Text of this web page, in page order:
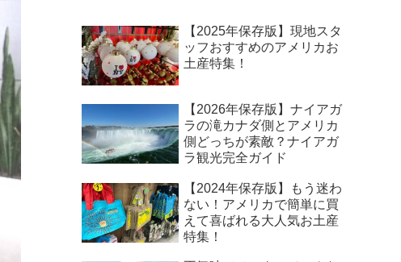
【2025年保存版】現地スタ
ッフおすすめのアメリカお
土産特集！
【2026年保存版】ナイアガ
ラの滝カナダ側とアメリカ
側どっちが素敵？ナイアガ
ラ観光完全ガイド
【2024年保存版】もう迷わ
ない！アメリカで簡単に買
えて喜ばれる大人気お土産
特集！